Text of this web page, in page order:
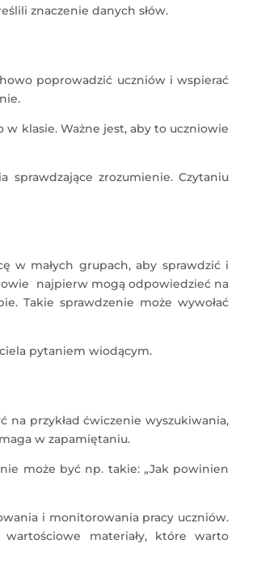
znaczenie danych słów.
poprowadzić uczniów i wspierać
klasie. Ważne jest, aby to uczniowie
zrozumienie. Czytaniu
w małych grupach, aby sprawdzić i
najpierw mogą odpowiedzieć na
Takie sprawdzenie może wywołać
pytaniem wiodącym.
na przykład ćwiczenie wyszukiwania,
w zapamiętaniu.
może być np. takie: „Jak powinien
i monitorowania pracy uczniów.
materiały, które warto